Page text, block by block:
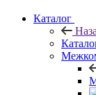
Каталог